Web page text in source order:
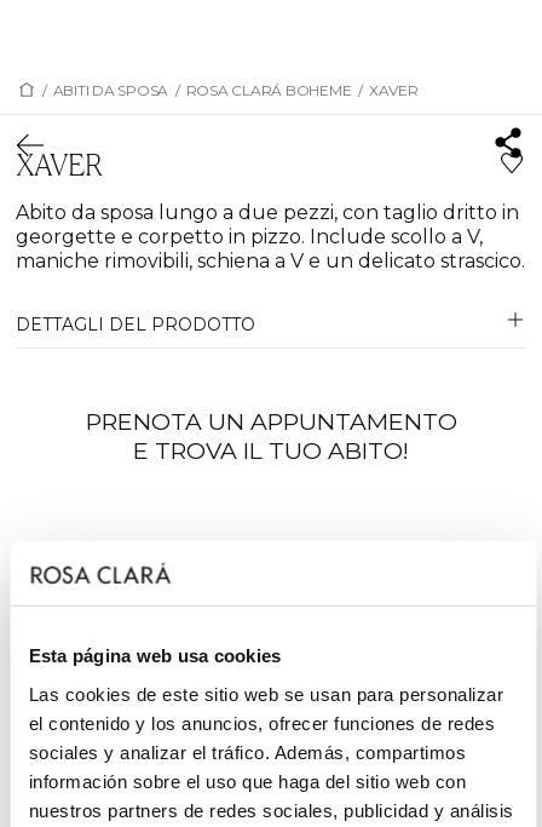
Esta página web usa cookies
Las cookies de este sitio web se usan para personalizar
el contenido y los anuncios, ofrecer funciones de redes
sociales y analizar el tráfico. Además, compartimos
información sobre el uso que haga del sitio web con
nuestros partners de redes sociales, publicidad y análisis
/ ABITI DA SPOSA / ROSA CLARÁ BOHEME / XAVER
XAVER
Abito da sposa lungo a due pezzi, con taglio dritto in
georgette e corpetto in pizzo. Include scollo a V,
maniche rimovibili, schiena a V e un delicato strascico.
DETTAGLI DEL PRODOTTO
PRENOTA UN APPUNTAMENTO
E TROVA IL TUO ABITO!